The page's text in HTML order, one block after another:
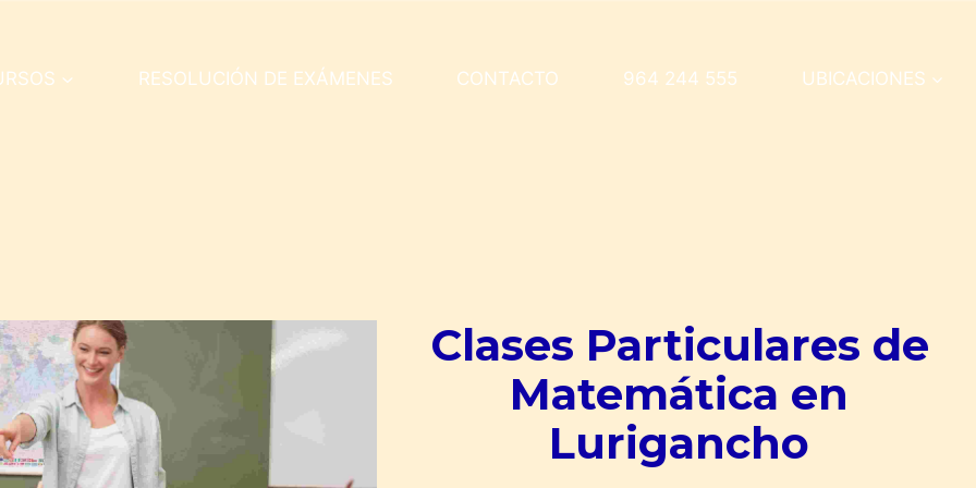
RESOLUCIÓN DE EXÁMENES CONTACTO 964 244 555 UBICACIONES
Clases Particulares de
Matemática en
Lurigancho